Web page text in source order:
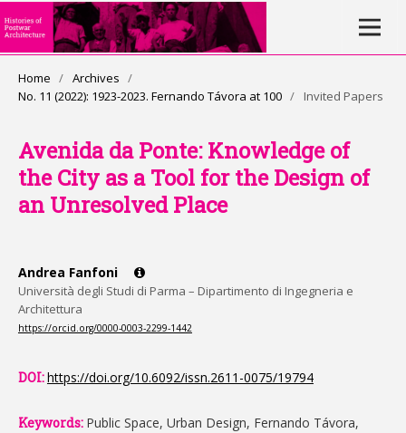
Home / Archives /
No. 11 (2022): 1923-2023. Fernando Távora at 100 / Invited Papers
Avenida da Ponte: Knowledge of
the City as a Tool for the Design of
an Unresolved Place
Andrea Fanfoni
Università degli Studi di Parma – Dipartimento di Ingegneria e
Architettura
https://orcid.org/0000-0003-2299-1442
DOI:https://doi.org/10.6092/issn.2611-0075/19794
Keywords: Public Space, Urban Design, Fernando Távora,